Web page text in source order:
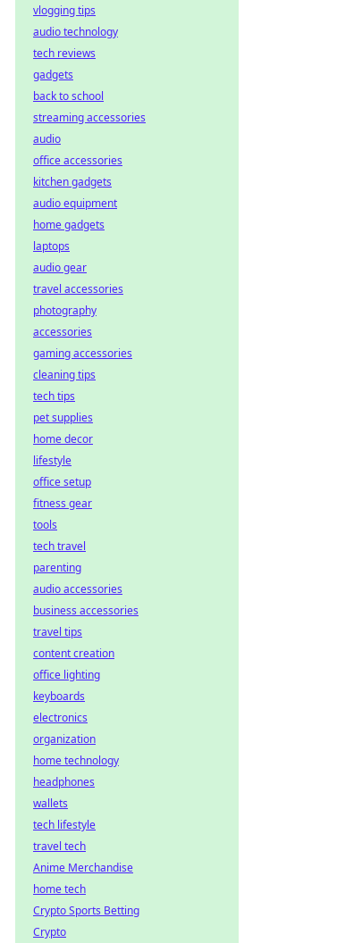
vlogging tips
audio technology
tech reviews
gadgets
back to school
streaming accessories
audio
office accessories
kitchen gadgets
audio equipment
home gadgets
laptops
audio gear
travel accessories
photography
accessories
gaming accessories
cleaning tips
tech tips
pet supplies
home decor
lifestyle
office setup
fitness gear
tools
tech travel
parenting
audio accessories
business accessories
travel tips
content creation
office lighting
keyboards
electronics
organization
home technology
headphones
wallets
tech lifestyle
travel tech
Anime Merchandise
home tech
Crypto Sports Betting
Crypto